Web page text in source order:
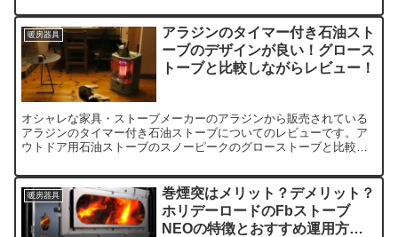
です。
暖房器具
アラジンのタイマー付き石油スト
ーブのデザインが良い！グロース
トーブと比較しながらレビュー！
オシャレな家具・ストーブメーカーのアラジンから販売されている
アラジンのタイマー付き石油ストーブについてのレビューです。ア
ウトドア用石油ストーブのスノーピークのグローストーブと比較し
ーしました。
暖房器具
巻煙突はメリット？デメリット？
ホリデーロードのFbストーブ
NEOの特徴とおすすめ運用方